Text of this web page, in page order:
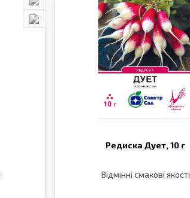
Редиска Дует,10 г
Відмінні смакові якості